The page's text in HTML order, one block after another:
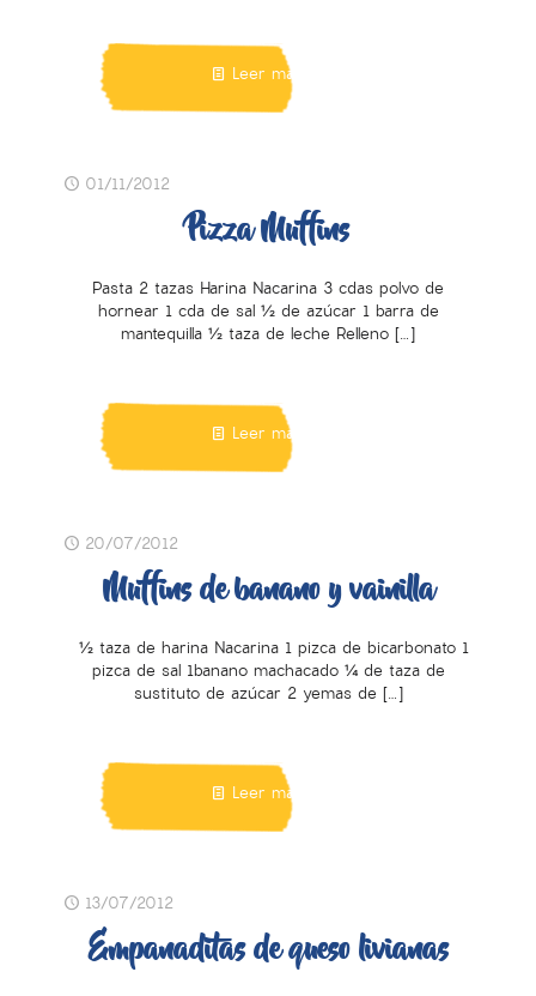
Leer más
01/11/2012
Pizza Muffins
Pasta 2 tazas Harina Nacarina 3 cdas polvo de
hornear 1 cda de sal ½ de azúcar 1 barra de
mantequilla ½ taza de leche Relleno […]
Leer más
20/07/2012
Muffins de banano y vainilla
½ taza de harina Nacarina 1 pizca de bicarbonato 1
pizca de sal 1banano machacado ¼ de taza de
sustituto de azúcar 2 yemas de […]
Leer más
13/07/2012
Empanaditas de queso livianas